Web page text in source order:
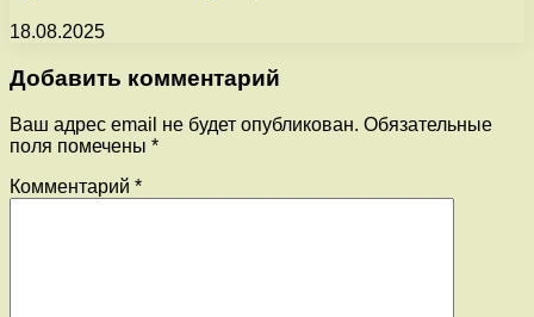
18.08.2025
Добавить комментарий
Ваш адрес email не будет опубликован. Обязательные
поля помечены *
Комментарий *